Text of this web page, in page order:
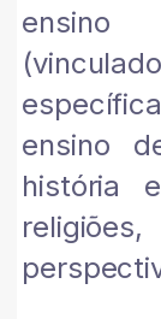
ensino
ensino
história